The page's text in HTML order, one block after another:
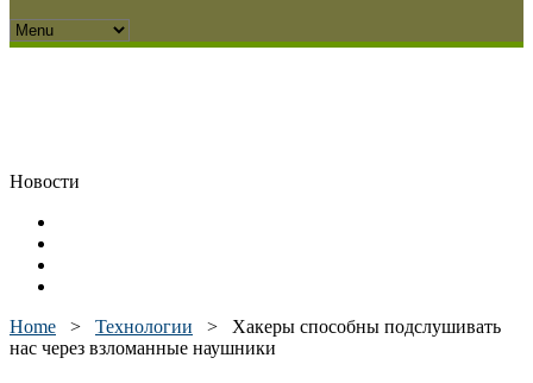
Новости
Home > Технологии > Хакеры способны подслушивать
нас через взломанные наушники